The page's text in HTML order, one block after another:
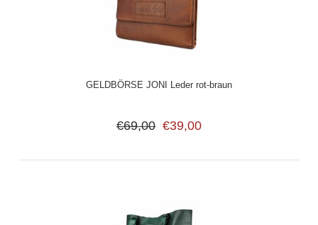
GELDBÖRSE JONI Leder rot-braun
€69,00 €39,00